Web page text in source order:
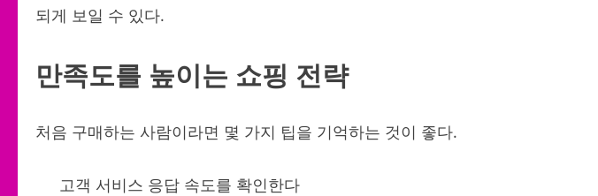
되게 보일 수 있다.
만족도를 높이는 쇼핑 전략
처음 구매하는 사람이라면 몇 가지 팁을 기억하는 것이 좋다.
고객 서비스 응답 속도를 확인한다